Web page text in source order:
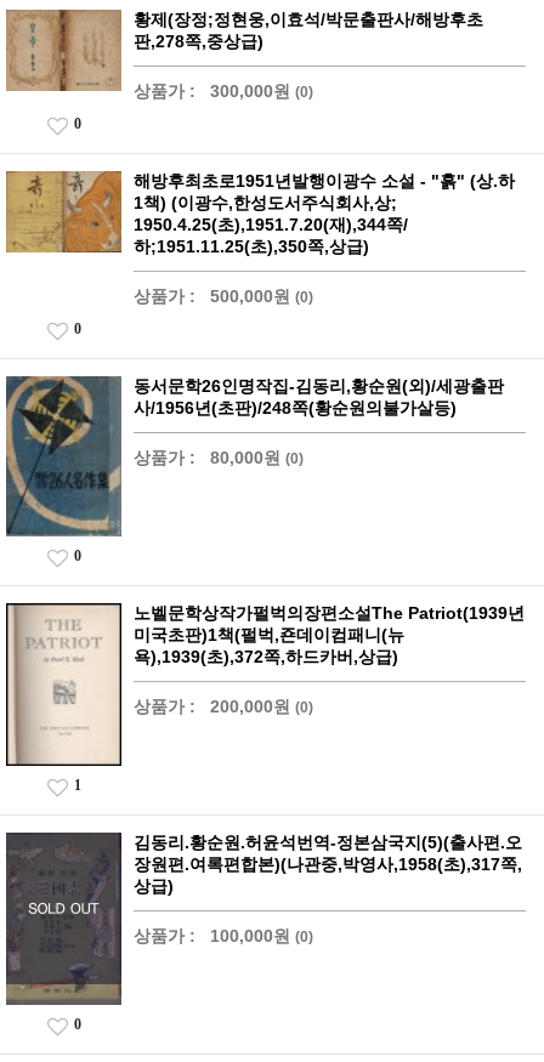
황제(장정;정현웅,이효석/박문출판사/해방후초
판,278쪽,중상급)
상품가 : 300,000원 (0)
0
해방후최초로1951년발행이광수 소설 - "흙" (상.하
1책) (이광수,한성도서주식회사,상;
1950.4.25(초),1951.7.20(재),344쪽/
하;1951.11.25(초),350쪽,상급)
상품가 : 500,000원 (0)
0
동서문학26인명작집-김동리,황순원(외)/세광출판
사/1956년(초판)/248쪽(황순원의불가살등)
상품가 : 80,000원 (0)
0
노벨문학상작가펄벅의장편소설The Patriot(1939년
미국초판)1책(펄벅,죤데이컴패니(뉴
욕),1939(초),372쪽,하드카버,상급)
상품가 : 200,000원 (0)
1
김동리.황순원.허윤석번역-정본삼국지(5)(출사편.오
장원편.여록편합본)(나관중,박영사,1958(초),317쪽,
상급)
상품가 : 100,000원 (0)
0